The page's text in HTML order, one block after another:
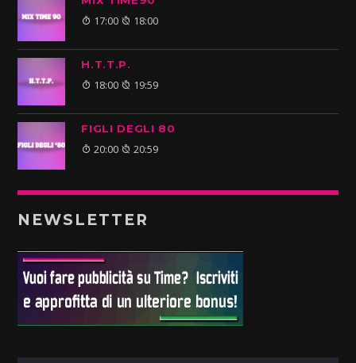
17:00 18:00
H.T.T.P.
18:00 19:59
FIGLI DEGLI 80
20:00 20:59
NEWSLETTER